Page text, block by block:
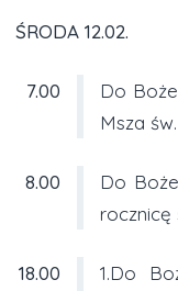
ŚRODA 12.02.
7.00
Do
Msza
8.00
Do
rocznicę
18.00
1.Do